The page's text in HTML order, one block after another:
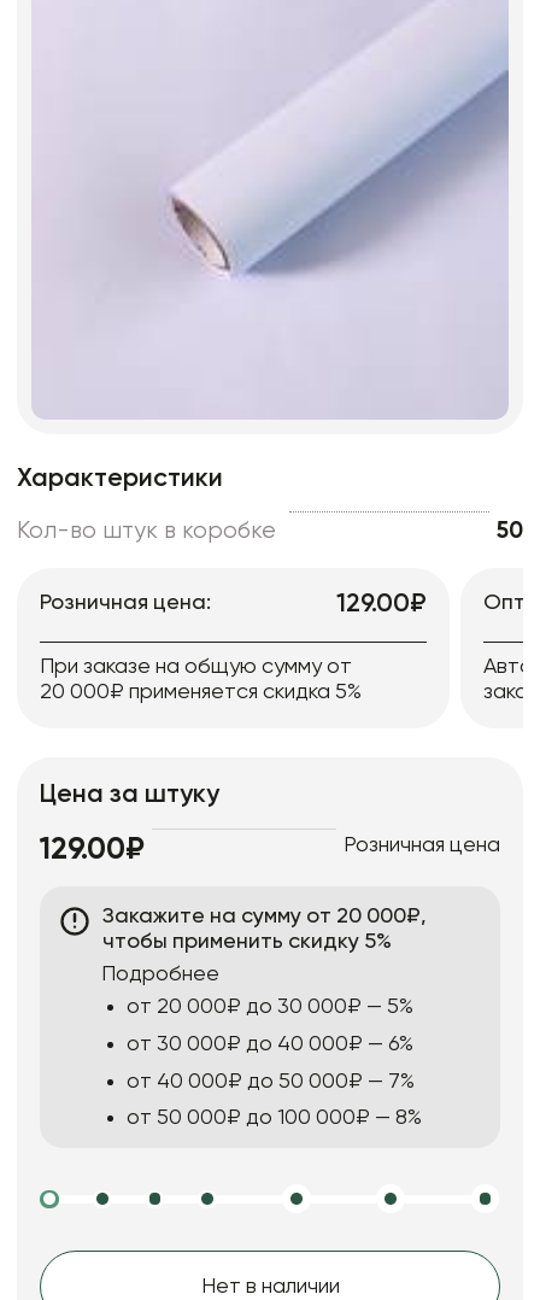
Характеристики
Кол-во штук в коробке 50
Розничная цена: 129.00₽
При заказе на общую сумму от
20 000₽ применяется скидка 5%
Цена за штуку
129.00₽ Розничная цена
Закажите на сумму от 20 000₽,
чтобы применить скидку 5%
Подробнее
от 20 000₽ до 30 000₽ — 5%
от 30 000₽ до 40 000₽ — 6%
от 40 000₽ до 50 000₽ — 7%
от 50 000₽ до 100 000₽ — 8%
Нет в наличии